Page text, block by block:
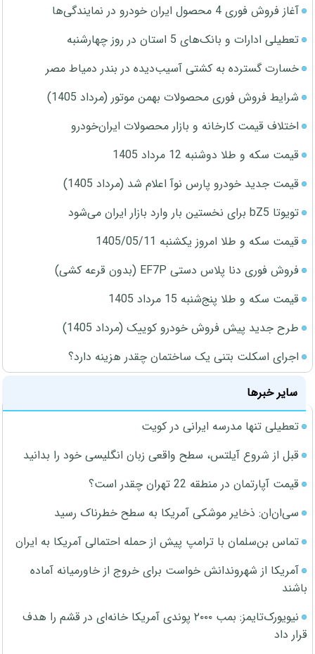
آغاز فروش فوری 4 محصول ایران خودرو در نمایندگی‌ها
تعطیلی ادارات و بانک‌های 5 استان در روز چهارشنبه
خسارت گسترده به کشتی آسیب‌دیده در بندر دمیاط مصر
شرایط فروش فوری محصولات بهمن موتور (مرداد 1405)
اختلاف قیمت کارخانه و بازار محصولات ایران‌خودرو
قیمت سکه و طلا دوشنبه 12 مرداد 1405
قیمت جدید خودرو پارس نوآ اعلام شد (مرداد 1405)
تویوتا bZ5 برای نخستین بار وارد بازار ایران می‌شود
قیمت سکه و طلا امروز یکشنبه 1405/05/11
فروش فوری دنا پلاس دستی EF7P (بدون قرعه کشی)
قیمت سکه و طلا پنج‌شنبه 15 مرداد 1405
طرح جدید پیش فروش خودرو کوییک (مرداد 1405)
اجرای اسکلت بتنی یک ساختمان چقدر هزینه دارد؟
سایر خبرها
تعطیلی تنها مدرسه ایرانی در کویت
قبل از شروع آیلتس، سطح واقعی زبان انگلیسی خود را بدانید
قیمت آپارتمان در منطقه 22 تهران چقدر است؟
سی‌ان‌ان: ذخایر موشکی آمریکا به سطح خطرناک رسید
تماس بن‌سلمان با ترامپ پیش از حمله احتمالی آمریکا به ایران
آمریکا از شهروندانش خواست برای خروج از خاورمیانه آماده
باشند
نیویورک‌تایمز: بمب ۲۰۰۰ پوندی آمریکا خانه‌ای در قشم را هدف
قرار داد